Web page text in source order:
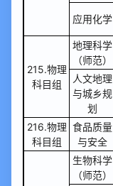
应用化学
215.物理
科目组
地理科学
（师范）
人文地理
与城乡规
划
216.物理
科目组
食品质量
与安全
生物科学
（师范）